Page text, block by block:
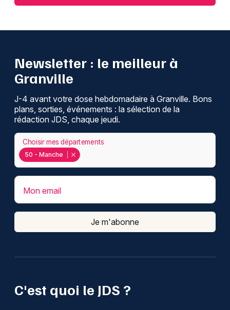
C'est quoi le JDS ?
Newsletter : le meilleur à
Granville
J-4 avant votre dose hebdomadaire à Granville. Bons
plans, sorties, événements : la sélection de la
rédaction JDS, chaque jeudi.
50 - Manche
Choisir mes départements
Mon email
Je m'abonne